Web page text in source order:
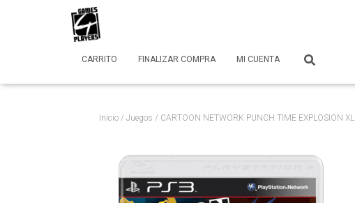
CARRITO FINALIZAR COMPRA MI CUENTA
Inicio / Juegos / CARTOON NETWORK PUNCH TIME EXPLOSION XL